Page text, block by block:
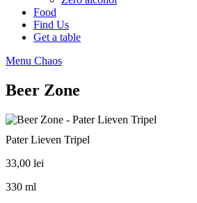
Food
Find Us
Get a table
Menu Chaos
Beer Zone
Pater Lieven Tripel
33,00 lei
330 ml